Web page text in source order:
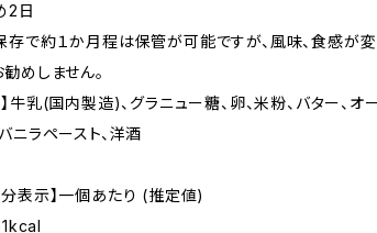
2日
で約１か月程は保管が可能ですが、風味、食感が変
めしません。
】牛乳(国内製造)、グラニュー糖、卵、米粉、バター、オ
ニラペースト、洋酒
分表示】一個あたり (推定値)